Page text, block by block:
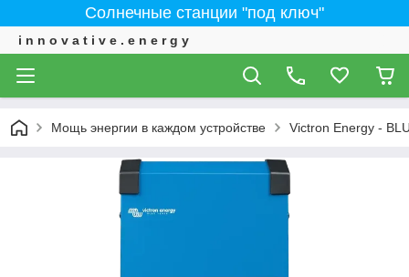
Солнечные станции "под ключ"
i n n o v a t i v e . e n e r g y
Мощь энергии в каждом устройстве Victron Energy -